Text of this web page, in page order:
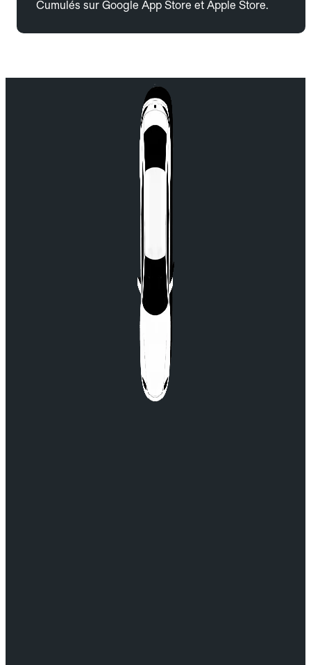
Cumulés sur Google App Store et Apple Store.